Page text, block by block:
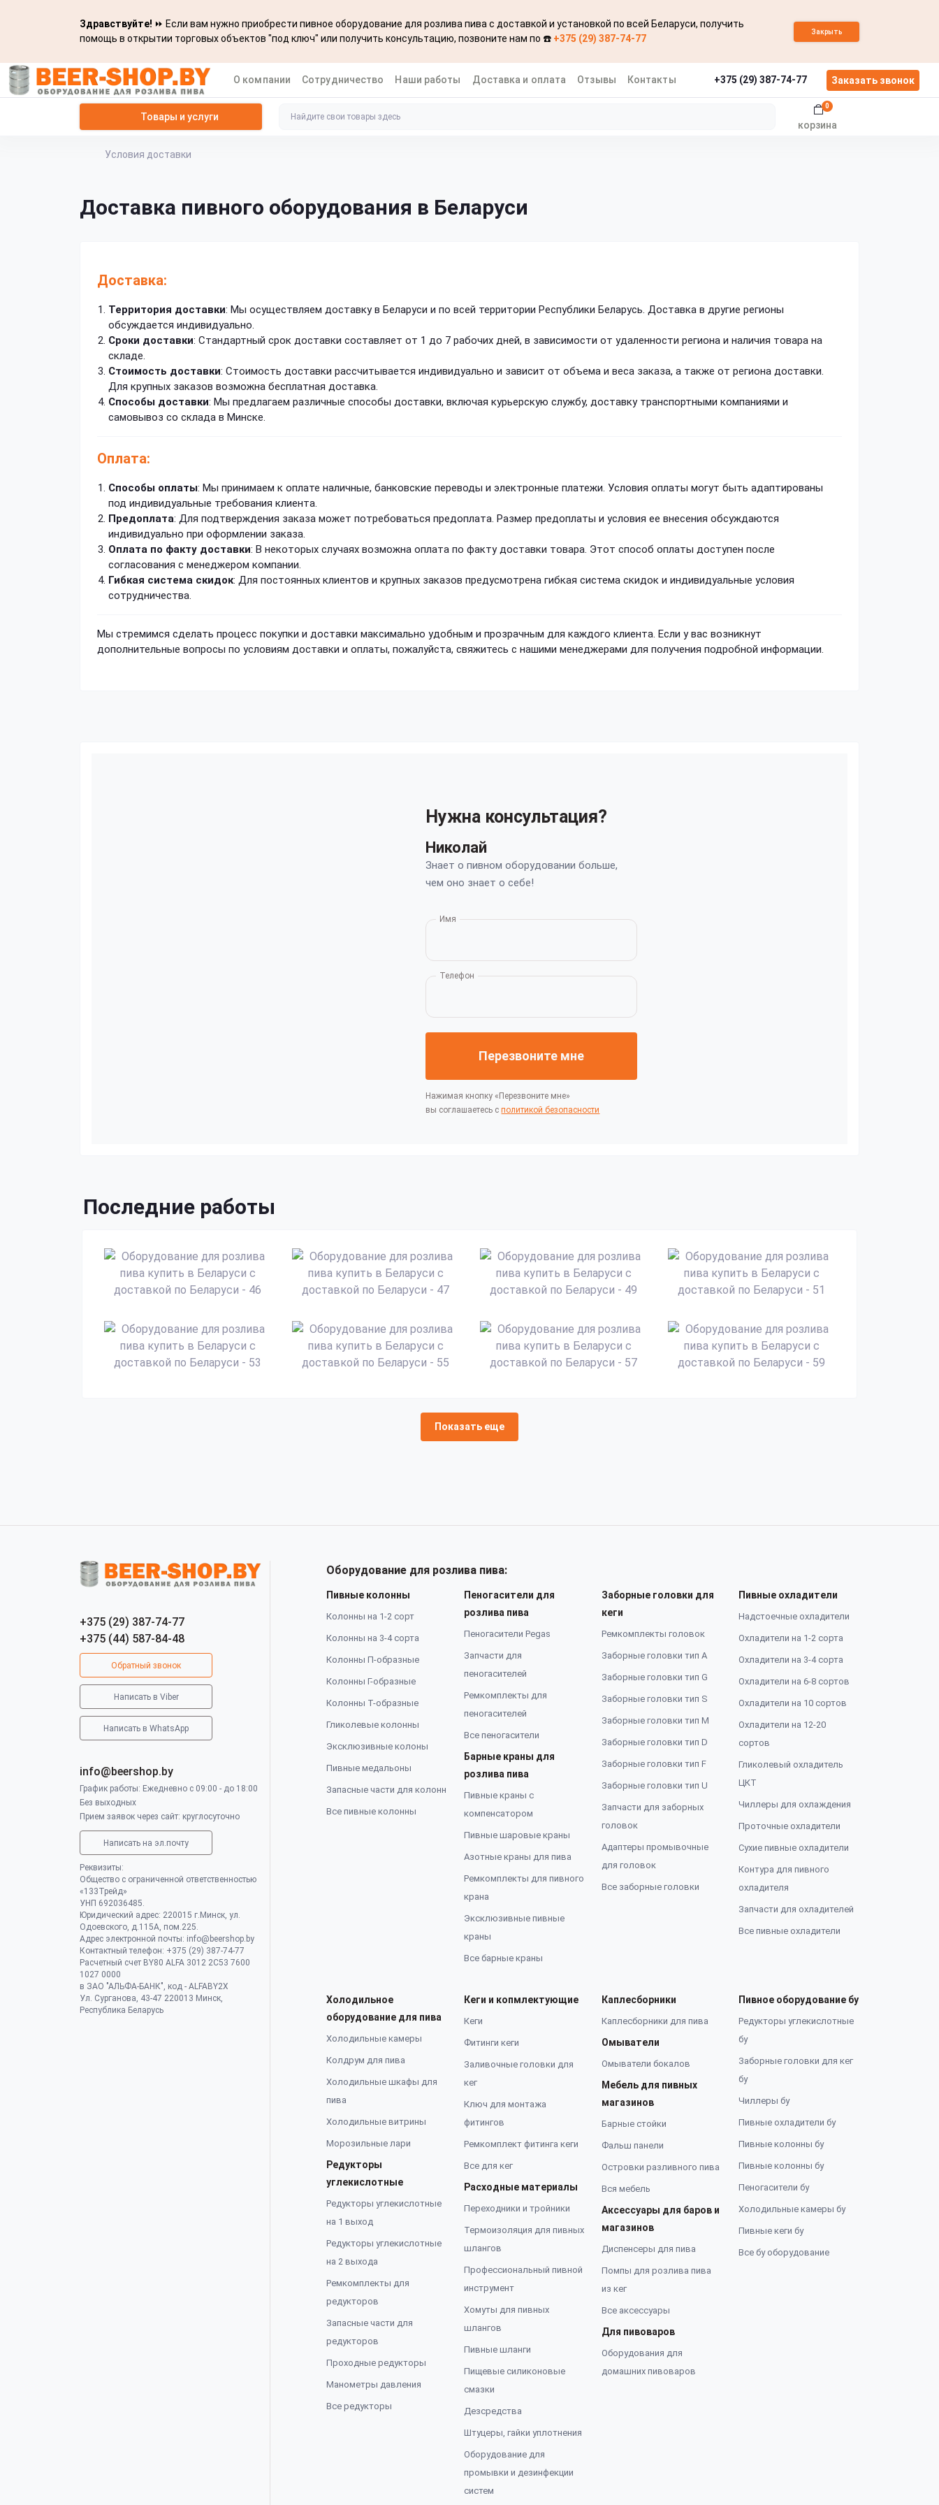
Здравствуйте! ⏩ Если вам нужно приобрести пивное оборудование для розлива пива с доставкой и установкой по всей Беларуси, получить
помощь в открытии торговых объектов "под ключ" или получить консультацию, позвоните нам по ☎️ +375 (29) 387-74-77
Закрыть
О компании Сотрудничество Наши работы Доставка и оплата Отзывы Контакты +375 (29) 387-74-77 Заказать звонок
Товары и услуги
корзина
0
Условия доставки
Доставка пивного оборудования в Беларуси
Доставка:
Территория доставки: Мы осуществляем доставку в Беларуси и по всей территории Республики Беларусь. Доставка в другие регионы
обсуждается индивидуально.
Сроки доставки: Стандартный срок доставки составляет от 1 до 7 рабочих дней, в зависимости от удаленности региона и наличия товара на
складе.
Стоимость доставки: Стоимость доставки рассчитывается индивидуально и зависит от объема и веса заказа, а также от региона доставки.
Для крупных заказов возможна бесплатная доставка.
Способы доставки: Мы предлагаем различные способы доставки, включая курьерскую службу, доставку транспортными компаниями и
самовывоз со склада в Минске.
Оплата:
Способы оплаты: Мы принимаем к оплате наличные, банковские переводы и электронные платежи. Условия оплаты могут быть адаптированы
под индивидуальные требования клиента.
Предоплата: Для подтверждения заказа может потребоваться предоплата. Размер предоплаты и условия ее внесения обсуждаются
индивидуально при оформлении заказа.
Оплата по факту доставки: В некоторых случаях возможна оплата по факту доставки товара. Этот способ оплаты доступен после
согласования с менеджером компании.
Гибкая система скидок: Для постоянных клиентов и крупных заказов предусмотрена гибкая система скидок и индивидуальные условия
сотрудничества.
Мы стремимся сделать процесс покупки и доставки максимально удобным и прозрачным для каждого клиента. Если у вас возникнут
дополнительные вопросы по условиям доставки и оплаты, пожалуйста, свяжитесь с нашими менеджерами для получения подробной информации.
Нужна консультация?
Николай
Знает о пивном оборудовании больше,
чем оно знает о себе!
Имя
Телефон
Перезвоните мне
Нажимая кнопку «Перезвоните мне»
вы соглашаетесь сполитикой безопасности
Последние работы
Показать еще
+375 (29) 387-74-77
+375 (44) 587-84-48
Обратный звонок
Написать в Viber
Написать в WhatsApp
info@beershop.by
График работы: Ежедневно с 09:00 - до 18:00
Без выходных
Прием заявок через сайт: круглосуточно
Написать на эл.почту
Реквизиты:
Общество с ограниченной ответственностью
«133Трейд»
УНП 692036485​.
Юридический адрес: 220015 г.Минск, ул.
Одоевского, д.115А, пом.225.
Адрес электронной почты: info@beershop.by
Контактный телефон: +375 (29) 387-74-77
Расчетный счет BY80 ALFA 3012 2C53 7600
1027 0000
в ЗАО "АЛЬФА-БАНК", код - ALFABY2X
Ул. Сурганова, 43-47 220013 Минск,
Республика Беларусь
Оборудование для розлива пива:
Пивные колонны
Колонны на 1-2 сорт
Колонны на 3-4 сорта
Колонны П-образные
Колонны Г-образные
Колонны Т-образные
Гликолевые колонны
Эксклюзивные колоны
Пивные медальоны
Запасные части для колонн
Все пивные колонны
Пеногасители для
розлива пива
Пеногасители Pegas
Запчасти для
пеногасителей
Ремкомплекты для
пеногасителей
Все пеногасители
Барные краны для
розлива пива
Пивные краны с
компенсатором
Пивные шаровые краны
Азотные краны для пива
Ремкомплекты для пивного
крана
Эксклюзивные пивные
краны
Все барные краны
Заборные головки для
кеги
Ремкомплекты головок
Заборные головки тип А
Заборные головки тип G
Заборные головки тип S
Заборные головки тип M
Заборные головки тип D
Заборные головки тип F
Заборные головки тип U
Запчасти для заборных
головок
Адаптеры промывочные
для головок
Все заборные головки
Пивные охладители
Надстоечные охладители
Охладители на 1-2 сорта
Охладители на 3-4 сорта
Охладители на 6-8 сортов
Охладители на 10 сортов
Охладители на 12-20
сортов
Гликолевый охладитель
ЦКТ
Чиллеры для охлаждения
Проточные охладители
Сухие пивные охладители
Контура для пивного
охладителя
Запчасти для охладителей
Все пивные охладители
Холодильное
оборудование для пива
Холодильные камеры
Колдрум для пива
Холодильные шкафы для
пива
Холодильные витрины
Морозильные лари
Редукторы
углекислотные
Редукторы углекислотные
на 1 выход
Редукторы углекислотные
на 2 выхода
Ремкомплекты для
редукторов
Запасные части для
редукторов
Проходные редукторы
Манометры давления
Все редукторы
Кеги и копмлектующие
Кеги
Фитинги кеги
Заливочные головки для
кег
Ключ для монтажа
фитингов
Ремкомплект фитинга кеги
Все для кег
Расходные материалы
Переходники и тройники
Термоизоляция для пивных
шлангов
Профессиональный пивной
инструмент
Хомуты для пивных
шлангов
Пивные шланги
Пищевые силиконовые
смазки
Дезсредства
Штуцеры, гайки уплотнения
Оборудование для
промывки и дезинфекции
систем
Каплесборники
Каплесборники для пива
Омыватели
Омыватели бокалов
Мебель для пивных
магазинов
Барные стойки
Фальш панели
Островки разливного пива
Вся мебель
Аксессуары для баров и
магазинов
Диспенсеры для пива
Помпы для розлива пива
из кег
Все аксессуары
Для пивоваров
Оборудования для
домашних пивоваров
Пивное оборудование бу
Редукторы углекислотные
бу
Заборные головки для кег
бу
Чиллеры бу
Пивные охладители бу
Пивные колонны бу
Пивные колонны бу
Пеногасители бу
Холодильные камеры бу
Пивные кеги бу
Все бу оборудование